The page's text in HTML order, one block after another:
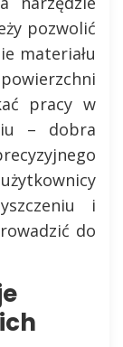
pozwolić
materiału
pracy w
– dobra
i
do